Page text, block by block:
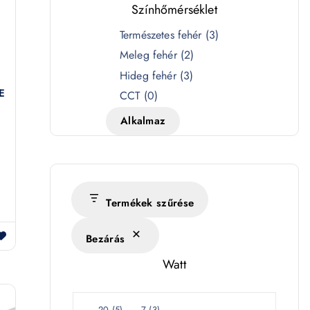
Színhőmérséklet
é
s
k
Természetes fehér (3)
Meleg fehér (2)
Hideg fehér (3)
CCT (0)
Alkalmaz
Termékek szűrése
Bezárás
Watt